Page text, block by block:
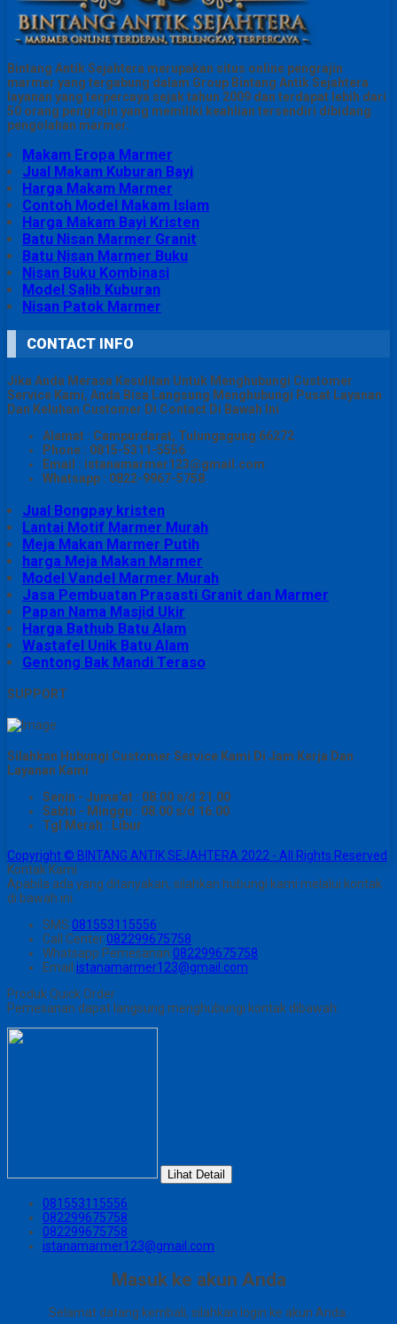
Bintang Antik Sejahtera merupakan situs online pengrajin
marmer yang tergabung dalam Group Bintang Antik Sejahtera
layanan yang terpercaya sejak tahun 2009 dan terdapat lebih dari
50 orang pengrajin yang memiliki keahlian tersendiri dibidang
pengolahan marmer.
Makam Eropa Marmer
Jual Makam Kuburan Bayi
Harga Makam Marmer
Contoh Model Makam Islam
Harga Makam Bayi Kristen
Batu Nisan Marmer Granit
Batu Nisan Marmer Buku
Nisan Buku Kombinasi
Model Salib Kuburan
Nisan Patok Marmer
CONTACT INFO
Jika Anda Merasa Kesulitan Untuk Menghubungi Customer
Service Kami, Anda Bisa Langsung Menghubungi Pusat Layanan
Dan Keluhan Customer Di Contact Di Bawah Ini
Alamat : Campurdarat, Tulungagung 66272
Phone : 0815-5311-5556
Email : istanamarmer123@gmail.com
Whatsapp : 0822-9967-5758
Jual Bongpay kristen
Lantai Motif Marmer Murah
Meja Makan Marmer Putih
harga Meja Makan Marmer
Model Vandel Marmer Murah
Jasa Pembuatan Prasasti Granit dan Marmer
Papan Nama Masjid Ukir
Harga Bathub Batu Alam
Wastafel Unik Batu Alam
Gentong Bak Mandi Teraso
SUPPORT
Silahkan Hubungi Customer Service Kami Di Jam Kerja Dan
Layanan Kami
Senin - Juma'at : 08.00 s/d 21.00
Sabtu - Minggu : 08.00 s/d 16.00
Tgl Merah : Libur
Copyright © BINTANG ANTIK SEJAHTERA 2022 - All Rights Reserved
Kontak Kami
Apabila ada yang ditanyakan, silahkan hubungi kami melalui kontak
di bawah ini.
SMS 081553115556
Call Center 082299675758
Whatsapp Pemesanan 082299675758
Email istanamarmer123@gmail.com
Produk Quick Order
Pemesanan dapat langsung menghubungi kontak dibawah:
Lihat Detail
081553115556
082299675758
082299675758
istanamarmer123@gmail.com
Masuk ke akun Anda
Selamat datang kembali, silahkan login ke akun Anda.